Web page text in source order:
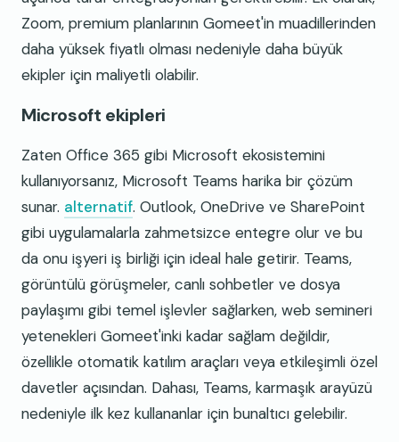
Zoom, premium planlarının Gomeet'in muadillerinden
daha yüksek fiyatlı olması nedeniyle daha büyük
ekipler için maliyetli olabilir.
Microsoft ekipleri
Zaten Office 365 gibi Microsoft ekosistemini
kullanıyorsanız, Microsoft Teams harika bir çözüm
sunar. alternatif. Outlook, OneDrive ve SharePoint
gibi uygulamalarla zahmetsizce entegre olur ve bu
da onu işyeri iş birliği için ideal hale getirir. Teams,
görüntülü görüşmeler, canlı sohbetler ve dosya
paylaşımı gibi temel işlevler sağlarken, web semineri
yetenekleri Gomeet'inki kadar sağlam değildir,
özellikle otomatik katılım araçları veya etkileşimli özel
davetler açısından. Dahası, Teams, karmaşık arayüzü
nedeniyle ilk kez kullananlar için bunaltıcı gelebilir.